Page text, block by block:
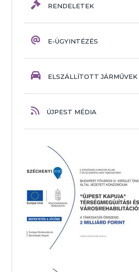
RENDELETEK
E-ÜGYINTÉZÉS
ELSZÁLLÍTOTT JÁRMŰVEK
ÚJPEST MÉDIA